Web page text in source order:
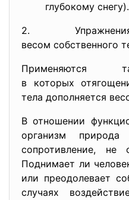
глубокому снегу).
2.
весом собственного
Применяются
в которых
тела дополняется
В отношении
организм природа
сопротивление, не
Поднимает ли
или преодолевает
случаях